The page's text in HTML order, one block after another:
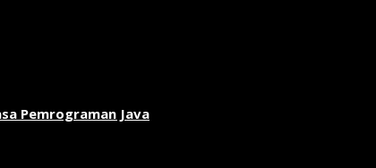
Pemrograman Java